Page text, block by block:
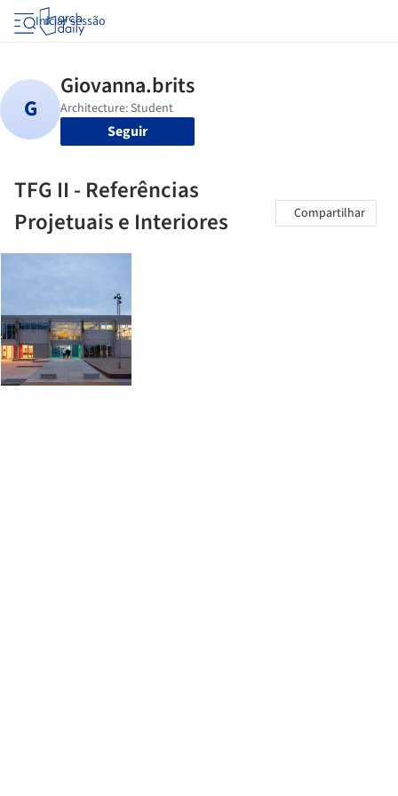
Iniciar sessão
Seguir
TFG II - Referências
Projetuais e Interiores
Compartilhar